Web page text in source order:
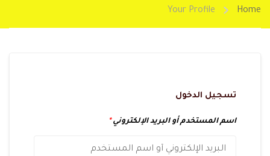
Home
Your Profile
تسجيل الدخول
اسم المستخدم أو البريد الإلكتروني*